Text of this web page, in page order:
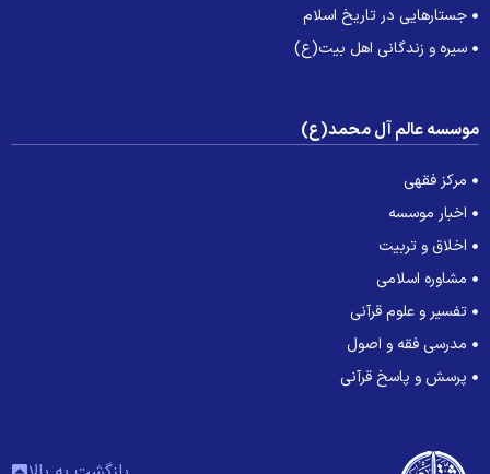
جستارهایی در تاریخ اسلام
سیره و زندگانی اهل بیت(ع)
عالم آل محمد(ع)
مرکز فقهی
اخبار موسسه
اخلاق و تربیت
مشاوره اسلامی
تفسیر و علوم قرآنی
مدرسی فقه و اصول
پرسش و پاسخ قرآنی